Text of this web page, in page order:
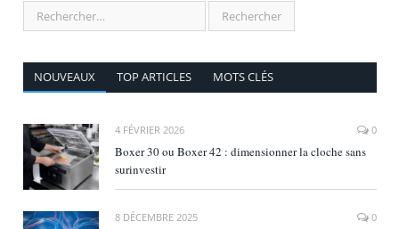
NOUVEAUX TOP ARTICLES MOTS CLÉS
4 FÉVRIER 2026 0
Boxer 30 ou Boxer 42 : dimensionner la cloche sans
surinvestir
8 DÉCEMBRE 2025 0